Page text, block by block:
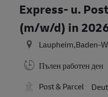
Express- u.
(m/w/d) in
Laupheim,Baden-
Пълен работен ден
Post & Parcel